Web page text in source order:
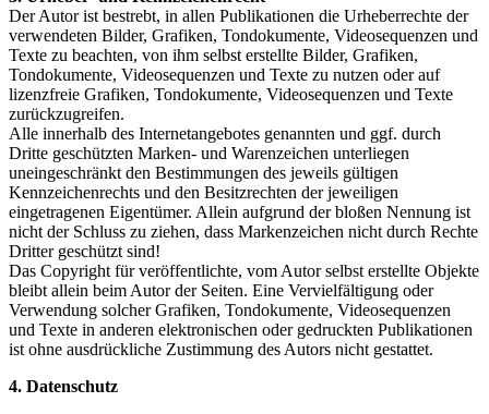
Der Autor ist bestrebt, in allen Publikationen die Urheberrechte der
verwendeten Bilder, Grafiken, Tondokumente, Videosequenzen und
Texte zu beachten, von ihm selbst erstellte Bilder, Grafiken,
Tondokumente, Videosequenzen und Texte zu nutzen oder auf
lizenzfreie Grafiken, Tondokumente, Videosequenzen und Texte
zurückzugreifen.
Alle innerhalb des Internetangebotes genannten und ggf. durch
Dritte geschützten Marken- und Warenzeichen unterliegen
uneingeschränkt den Bestimmungen des jeweils gültigen
Kennzeichenrechts und den Besitzrechten der jeweiligen
eingetragenen Eigentümer. Allein aufgrund der bloßen Nennung ist
nicht der Schluss zu ziehen, dass Markenzeichen nicht durch Rechte
Dritter geschützt sind!
Das Copyright für veröffentlichte, vom Autor selbst erstellte Objekte
bleibt allein beim Autor der Seiten. Eine Vervielfältigung oder
Verwendung solcher Grafiken, Tondokumente, Videosequenzen
und Texte in anderen elektronischen oder gedruckten Publikationen
ist ohne ausdrückliche Zustimmung des Autors nicht gestattet.
4. Datenschutz